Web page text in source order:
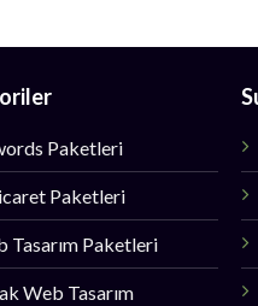
Paketleri
Paketleri
Tasarım Paketleri
Web Tasarım